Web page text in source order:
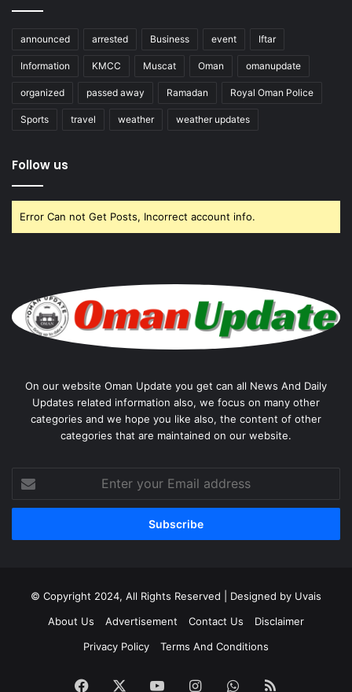
announced arrested Business event Iftar
Information KMCC Muscat Oman omanupdate
organized passed away Ramadan Royal Oman Police
Sports travel weather weather updates
Follow us
Error Can not Get Posts, Incorrect account info.
On our website Oman Update you get can all News And Daily
Updates related information also, we focus on many other
categories and we hope you like also, the content of other
categories that are maintained on our website.
your
Email
© Copyright 2024, All Rights Reserved | Designed by Uvais
About Us
Advertisement Contact Us
Disclaimer
Privacy Policy
Terms And Conditions
Facebook YouTubeInstagramWhatsApp
RSS